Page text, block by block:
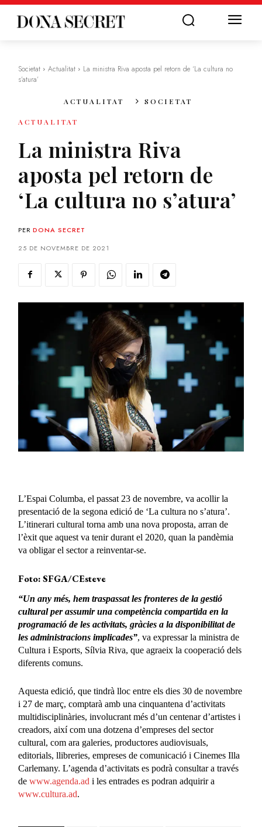
Societat Actualitat
La ministra Riva aposta pel retorn de ‘La cultura no
s’atura’
ACTUALITAT SOCIETAT
ACTUALITAT
La ministra Riva
aposta pel retorn de
‘La cultura no s’atura’
PER DONA SECRET
25 DE NOVEMBRE DE 2021
L’Espai Columba, el passat 23 de novembre, va acollir la
presentació de la segona edició de ‘La cultura no s’atura’.
L’itinerari cultural torna amb una nova proposta, arran de
l’èxit que aquest va tenir durant el 2020, quan la pandèmia
va obligar el sector a reinventar-se.
Foto: SFGA/CEsteve
“Un any més, hem traspassat les fronteres de la gestió
cultural per assumir una competència compartida en la
programació de les activitats, gràcies a la disponibilitat de
les administracions implicades”, va expressar la ministra de
Cultura i Esports, Sílvia Riva, que agraeix la cooperació dels
diferents comuns.
Aquesta edició, que tindrà lloc entre els dies 30 de novembre
i 27 de març, comptarà amb una cinquantena d’activitats
multidisciplinàries, involucrant més d’un centenar d’artistes i
creadors, així com una dotzena d’empreses del sector
cultural, com ara galeries, productores audiovisuals,
editorials, llibreries, empreses de comunicació i Cinemes Illa
Carlemany. L’agenda d’activitats es podrà consultar a través
dewww.agenda.ad i les entrades es podran adquirir a
www.cultura.ad.